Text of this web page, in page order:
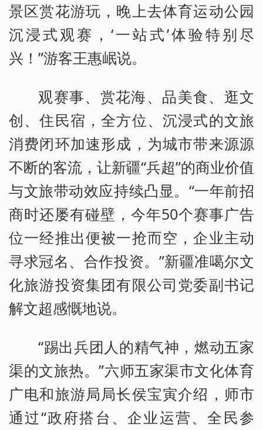
景区赏花游玩，晚上去体育运动公园
沉浸式观赛，‘一站式’体验特别尽
兴！”游客王惠岷说。
观赛事、赏花海、品美食、逛文
创、住民宿，全方位、沉浸式的文旅
消费闭环加速形成，为城市带来源源
不断的客流，让新疆“兵超”的商业价值
与文旅带动效应持续凸显。“一年前招
商时还屡有碰壁，今年50个赛事广告
位一经推出便被一抢而空，企业主动
寻求冠名、合作投资。”新疆准噶尔文
化旅游投资集团有限公司党委副书记
解文超感慨地说。
“踢出兵团人的精气神，燃动五家
渠的文旅热。”六师五家渠市文化体育
广电和旅游局局长侯宝寅介绍，师市
通过“政府搭台、企业运营、全民参